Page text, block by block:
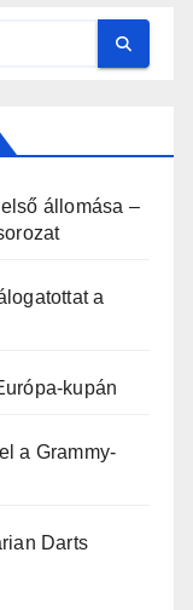
állomása –
a
kupán
a Grammy-
Darts